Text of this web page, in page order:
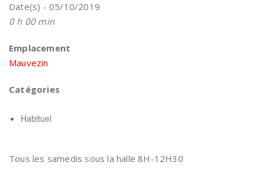
Date(s) - 05/10/2019
0 h 00 min
Emplacement
Mauvezin
Catégories
Habituel
Tous les samedis sous la halle 8H-12H30